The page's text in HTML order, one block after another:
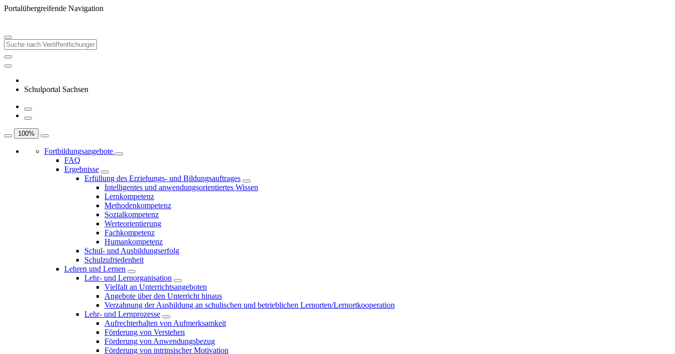
Portalübergreifende Navigation
Schulportal Sachsen
100%
Fortbildungsangebote
FAQ
Ergebnisse
Erfüllung des Erziehungs- und Bildungsauftrages
Intelligentes und anwendungsorientiertes Wissen
Lernkompetenz
Methodenkompetenz
Sozialkompetenz
Werteorientierung
Fachkompetenz
Humankompetenz
Schul- und Ausbildungserfolg
Schulzufriedenheit
Lehren und Lernen
Lehr- und Lernorganisation
Vielfalt an Unterrichtsangeboten
Angebote über den Unterricht hinaus
Verzahnung der Ausbildung an schulischen und betrieblichen Lernorten/Lernortkooperation
Lehr- und Lernprozesse
Aufrechterhalten von Aufmerksamkeit
Förderung von Verstehen
Förderung von Anwendungsbezug
Förderung von intrinsischer Motivation